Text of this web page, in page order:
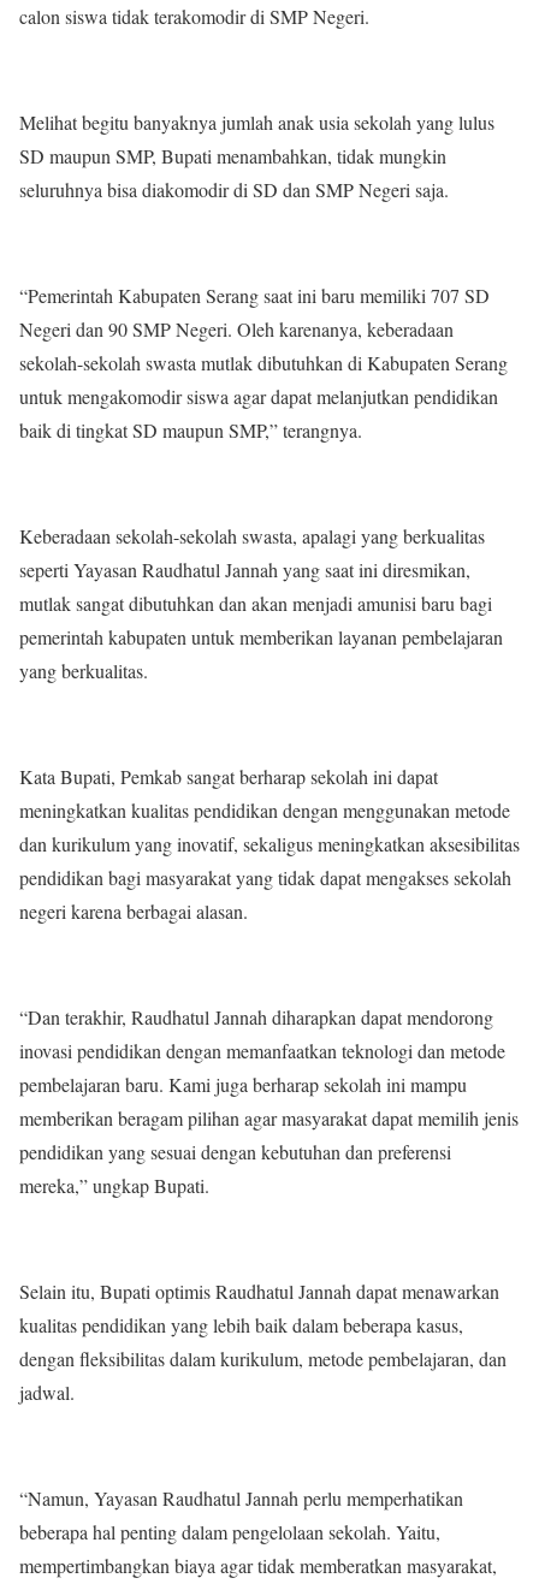
calon siswa tidak terakomodir di SMP Negeri.
Melihat begitu banyaknya jumlah anak usia sekolah yang lulus
SD maupun SMP, Bupati menambahkan, tidak mungkin
seluruhnya bisa diakomodir di SD dan SMP Negeri saja.
“Pemerintah Kabupaten Serang saat ini baru memiliki 707 SD
Negeri dan 90 SMP Negeri. Oleh karenanya, keberadaan
sekolah-sekolah swasta mutlak dibutuhkan di Kabupaten Serang
untuk mengakomodir siswa agar dapat melanjutkan pendidikan
baik di tingkat SD maupun SMP,” terangnya.
Keberadaan sekolah-sekolah swasta, apalagi yang berkualitas
seperti Yayasan Raudhatul Jannah yang saat ini diresmikan,
mutlak sangat dibutuhkan dan akan menjadi amunisi baru bagi
pemerintah kabupaten untuk memberikan layanan pembelajaran
yang berkualitas.
Kata Bupati, Pemkab sangat berharap sekolah ini dapat
meningkatkan kualitas pendidikan dengan menggunakan metode
dan kurikulum yang inovatif, sekaligus meningkatkan aksesibilitas
pendidikan bagi masyarakat yang tidak dapat mengakses sekolah
negeri karena berbagai alasan.
“Dan terakhir, Raudhatul Jannah diharapkan dapat mendorong
inovasi pendidikan dengan memanfaatkan teknologi dan metode
pembelajaran baru. Kami juga berharap sekolah ini mampu
memberikan beragam pilihan agar masyarakat dapat memilih jenis
pendidikan yang sesuai dengan kebutuhan dan preferensi
mereka,” ungkap Bupati.
Selain itu, Bupati optimis Raudhatul Jannah dapat menawarkan
kualitas pendidikan yang lebih baik dalam beberapa kasus,
dengan fleksibilitas dalam kurikulum, metode pembelajaran, dan
jadwal.
“Namun, Yayasan Raudhatul Jannah perlu memperhatikan
beberapa hal penting dalam pengelolaan sekolah. Yaitu,
mempertimbangkan biaya agar tidak memberatkan masyarakat,